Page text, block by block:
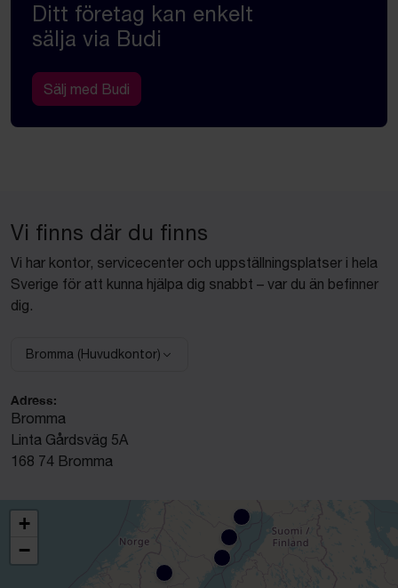
Ditt företag kan enkelt
sälja via Budi
Sälj med Budi
Vi finns där du finns
Vi har kontor, servicecenter och uppställningsplatser i hela
Sverige för att kunna hjälpa dig snabbt – var du än befinner
dig.
Välj anläggning:
Bromma (Huvudkontor)
Adress:
Bromma
Linta Gårdsväg 5A
168 74 Bromma
+
−